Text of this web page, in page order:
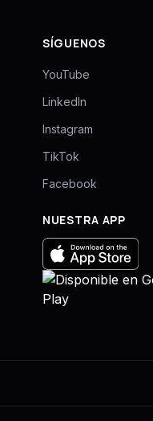
SÍGUENOS
YouTube
LinkedIn
Instagram
TikTok
Facebook
NUESTRA APP